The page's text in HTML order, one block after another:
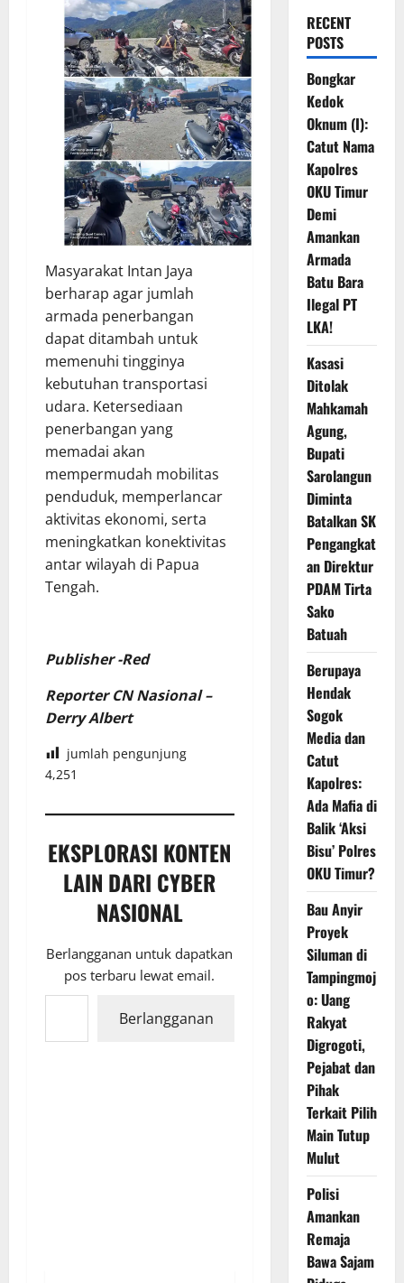
Masyarakat Intan Jaya
berharap agar jumlah
armada penerbangan
dapat ditambah untuk
memenuhi tingginya
kebutuhan transportasi
udara. Ketersediaan
penerbangan yang
memadai akan
mempermudah mobilitas
penduduk, memperlancar
aktivitas ekonomi, serta
meningkatkan konektivitas
antar wilayah di Papua
Tengah.
Publisher -Red
Reporter CN Nasional –
Derry Albert
jumlah pengunjung
4,251
EKSPLORASI KONTEN
LAIN DARI CYBER
NASIONAL
Berlangganan untuk dapatkan
pos terbaru lewat email.
Ketikkan email Anda...
Berlangganan
RECENT
POSTS
Bongkar
Kedok
Oknum (I):
Catut Nama
Kapolres
OKU Timur
Demi
Amankan
Armada
Batu Bara
Ilegal PT
LKA!
Kasasi
Ditolak
Mahkamah
Agung,
Bupati
Sarolangun
Diminta
Batalkan SK
Pengangkat
an Direktur
PDAM Tirta
Sako
Batuah
Berupaya
Hendak
Sogok
Media dan
Catut
Kapolres:
Ada Mafia di
Balik ‘Aksi
Bisu’ Polres
OKU Timur?
Bau Anyir
Proyek
Siluman di
Tampingmoj
o: Uang
Rakyat
Digrogoti,
Pejabat dan
Pihak
Terkait Pilih
Main Tutup
Mulut
Polisi
Amankan
Remaja
Bawa Sajam